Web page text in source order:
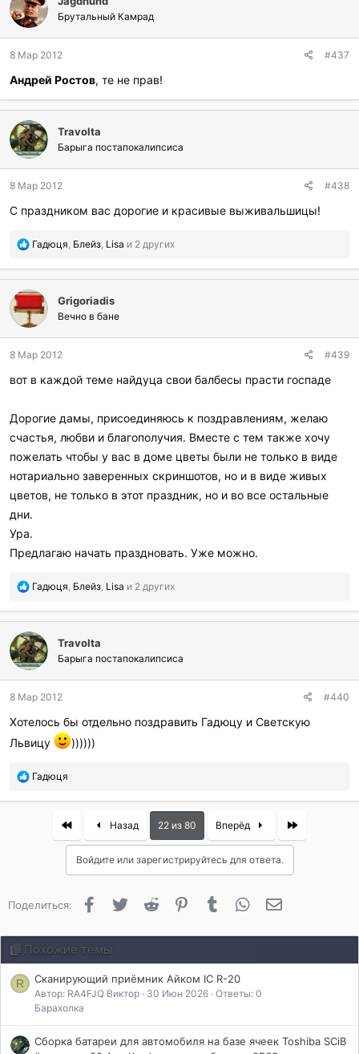
г
о
а
и
л
:
Брутальный Камрад
8 Мар 2012 #437
Андрей Ростов, те не прав!
Travolta
Барыга постапокалипсиса
8 Мар 2012 #438
С праздником вас дорогие и красивые выживальшицы!
П
б
а
г
о
а
и
и
Гадюця Блейз Lisa и 2 других
Grigoriadis
Вечно в бане
8 Мар 2012 #439
вот в каждой теме найдуца свои балбесы прасти госпаде
Дорогие дамы, присоединяюсь к поздравлениям, желаю
счастья, любви и благополучия. Вместе с тем также хочу
пожелать чтобы у вас в доме цветы были не только в виде
нотариально заверенных скриншотов, но и в виде живых
цветов, не только в этот праздник, но и во все остальные
дни.
Ура.
Предлагаю начать праздновать. Уже можно.
П
б
а
г
о
а
и
л
:
Гадюця Блейз Lisa и 2 других
Travolta
Барыга постапокалипсиса
8 Мар 2012 #440
Хотелось бы отдельно поздравить Гадюцу и Светскую
Львицу
))))))
П
б
р
л
и
:
Гадюця
Назад 22 из 80 Вперёд Last
Войдите или зарегистрируйтесь для ответа.
Поделиться: FacebookTwitter Reddit PinterestTumblr WhatsApp
Похожие темы
R Сканирующий приёмник Айком IC R-20
Автор: RA4FJQ Виктор 30 Июн 2026 Ответы: 0
Барахолка
Сборка батареи для автомобиля на базе ячеек Toshiba SCiB